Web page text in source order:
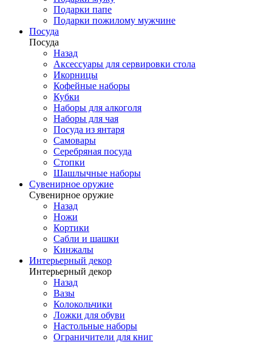
Подарки папе
Подарки пожилому мужчине
Посуда
Посуда
Назад
Аксессуары для сервировки стола
Икорницы
Кофейные наборы
Кубки
Наборы для алкоголя
Наборы для чая
Посуда из янтаря
Самовары
Серебряная посуда
Стопки
Шашлычные наборы
Сувенирное оружие
Сувенирное оружие
Назад
Ножи
Кортики
Сабли и шашки
Кинжалы
Интерьерный декор
Интерьерный декор
Назад
Вазы
Колокольчики
Ложки для обуви
Настольные наборы
Ограничители для книг